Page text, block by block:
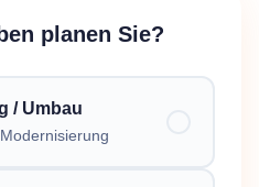
planen Sie?
/ Umbau